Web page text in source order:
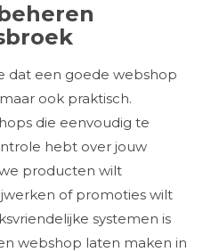
dat een goede webshop
ook praktisch.
die eenvoudig te
hebt over jouw
producten wilt
of promoties wilt
systemen is
webshop laten maken in